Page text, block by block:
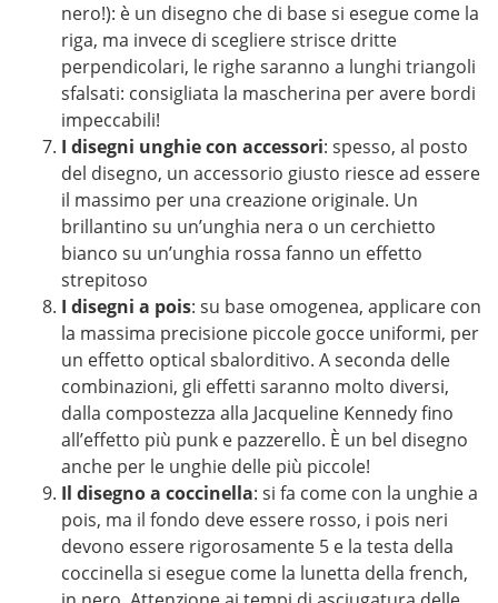
nero!): è un disegno che di base si esegue come la
riga, ma invece di scegliere strisce dritte
perpendicolari, le righe saranno a lunghi triangoli
sfalsati: consigliata la mascherina per avere bordi
impeccabili!
I disegni unghie con accessori: spesso, al posto
del disegno, un accessorio giusto riesce ad essere
il massimo per una creazione originale. Un
brillantino su un’unghia nera o un cerchietto
bianco su un’unghia rossa fanno un effetto
strepitoso
I disegni a pois: su base omogenea, applicare con
la massima precisione piccole gocce uniformi, per
un effetto optical sbalorditivo. A seconda delle
combinazioni, gli effetti saranno molto diversi,
dalla compostezza alla Jacqueline Kennedy fino
all’effetto più punk e pazzerello. È un bel disegno
anche per le unghie delle più piccole!
Il disegno a coccinella: si fa come con la unghie a
pois, ma il fondo deve essere rosso, i pois neri
devono essere rigorosamente 5 e la testa della
coccinella si esegue come la lunetta della french,